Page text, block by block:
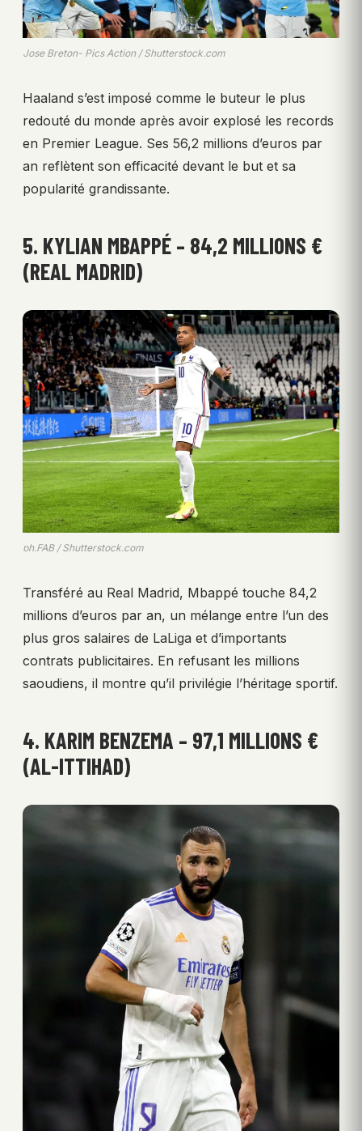
Jose Breton- Pics Action / Shutterstock.com
Haaland s’est imposé comme le buteur le plus
redouté du monde après avoir explosé les records
en Premier League. Ses 56,2 millions d’euros par
an reflètent son efficacité devant le but et sa
popularité grandissante.
5. KYLIAN MBAPPÉ – 84,2 MILLIONS €
(REAL MADRID)
ph.FAB / Shutterstock.com
Transféré au Real Madrid, Mbappé touche 84,2
millions d’euros par an, un mélange entre l’un des
plus gros salaires de LaLiga et d’importants
contrats publicitaires. En refusant les millions
saoudiens, il montre qu’il privilégie l’héritage sportif.
4. KARIM BENZEMA – 97,1 MILLIONS €
(AL-ITTIHAD)